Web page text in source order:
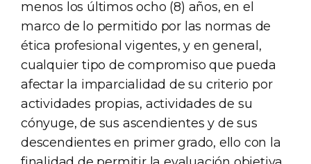
menos los últimos ocho (8) años, en el
marco de lo permitido por las normas de
ética profesional vigentes, y en general,
cualquier tipo de compromiso que pueda
afectar la imparcialidad de su criterio por
actividades propias, actividades de su
cónyuge, de sus ascendientes y de sus
descendientes en primer grado, ello con la